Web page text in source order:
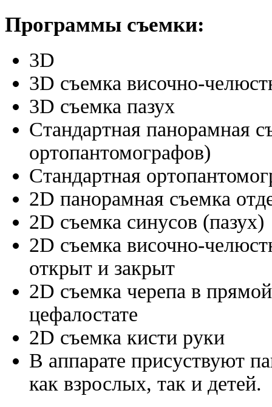
Программы съемки:
3D
3D съемка височно-
3D съемка пазух
Стандартная панорамная
ортопантомографов)
Стандартная
2D панорамная съемка
2D съемка синусов (пазух)
2D съемка височно-
открыт и закрыт
2D съемка черепа в
цефалостате
2D съемка кисти руки
В аппарате присуствуют
как взрослых, так и детей.